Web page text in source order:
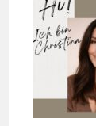
Was